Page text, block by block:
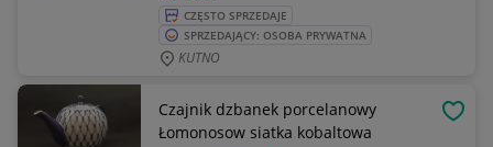
CZĘSTO SPRZEDAJE
SPRZEDAJĄCY: OSOBA PRYWATNA
KUTNO
Czajnik dzbanek porcelanowy
Łomonosow siatka kobaltowa